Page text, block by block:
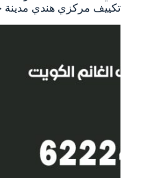
تكييف مركزي هندي مدينة